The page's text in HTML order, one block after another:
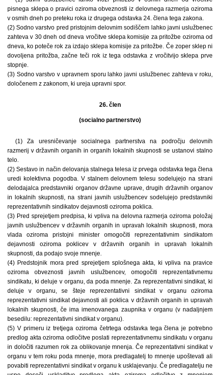
pisnega sklepa o pravici oziroma obveznosti iz delovnega razmerja oziroma
v osmih dneh po preteku roka iz drugega odstavka 24. člena tega zakona.
(2) Sodno varstvo pred pristojnim delovnim sodiščem lahko javni uslužbenec
zahteva v 30 dneh od dneva vročitve sklepa komisije za pritožbe oziroma od
dneva, ko poteče rok za izdajo sklepa komisije za pritožbe. Če zoper sklep ni
dovoljena pritožba, začne teči rok iz tega odstavka z vročitvijo sklepa prve
stopnje.
(3) Sodno varstvo v upravnem sporu lahko javni uslužbenec zahteva v roku,
določenem z zakonom, ki ureja upravni spor.
26. člen
(socialno partnerstvo)
(1) Za uresničevanje socialnega partnerstva na področju delovnih
razmerij v državnih organih in organih lokalnih skupnosti se ustanovi stalno
telo.
(2) Sestavo in način delovanja stalnega telesa iz prvega odstavka tega člena
uredi kolektivna pogodba. V stalnem delovnem telesu sodelujejo na strani
delodajalca predstavniki organov državne uprave, drugih državnih organov
in lokalnih skupnosti, na strani javnih uslužbencev sodelujejo predstavniki
reprezentativnih sindikatov dejavnosti oziroma poklica.
(3) Pred sprejetjem predpisa, ki vpliva na delovna razmerja oziroma položaj
javnih uslužbencev v državnih organih in upravah lokalnih skupnosti, mora
vlada oziroma pristojni minister omogočiti reprezentativnim sindikatom
dejavnosti oziroma poklicev v državnih organih in upravah lokalnih
skupnosti, da podajo svoje mnenje.
(4) Predstojnik mora pred sprejetjem splošnega akta, ki vpliva na pravice
oziroma obveznosti javnih uslužbencev, omogočiti reprezentativnemu
sindikatu, ki deluje v organu, da poda mnenje. Za reprezentativni sindikat, ki
deluje v organu, se šteje reprezentativni sindikat v organu oziroma
reprezentativni sindikat dejavnosti ali poklica v državnih organih in upravah
lokalnih skupnosti, če ima imenovanega zaupnika v organu (v nadaljnjem
besedilu: reprezentativni sindikat v organu).
(5) V primeru iz tretjega oziroma četrtega odstavka tega člena je potrebno
predlog akta oziroma odločitve poslati reprezentativnemu sindikatu v organu
in določiti razumen rok za oblikovanje mnenja. Če reprezentativni sindikat v
organu v tem roku poda mnenje, mora predlagatelj to mnenje upoštevati ali
povabiti reprezentativni sindikat v organu k usklajevanju. Če predlagatelju ne